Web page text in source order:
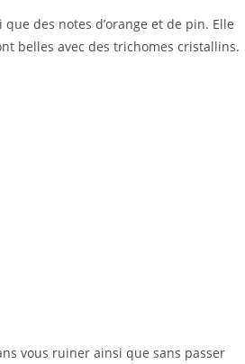
des notes d’orange et de pin. Elle
belles avec des trichomes cristallins.
vous ruiner ainsi que sans passer